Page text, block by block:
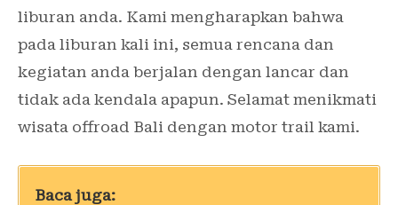
liburan anda. Kami mengharapkan bahwa
pada liburan kali ini, semua rencana dan
kegiatan anda berjalan dengan lancar dan
tidak ada kendala apapun. Selamat menikmati
wisata offroad Bali dengan motor trail kami.
Baca juga: